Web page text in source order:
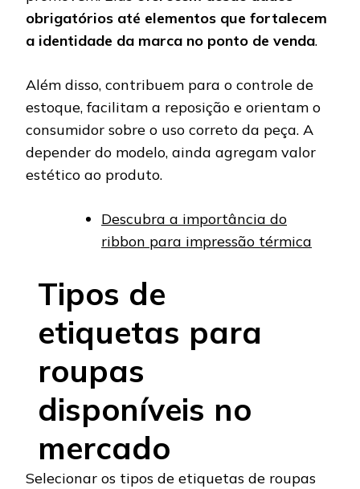
obrigatórios até elementos que fortalecem
a identidade da marca no ponto de venda.
Além disso, contribuem para o controle de
estoque, facilitam a reposição e orientam o
consumidor sobre o uso correto da peça. A
depender do modelo, ainda agregam valor
estético ao produto.
Descubra a importância do
ribbon para impressão térmica
Tipos de
etiquetas para
roupas
disponíveis no
mercado
Selecionar os tipos de etiquetas de roupas